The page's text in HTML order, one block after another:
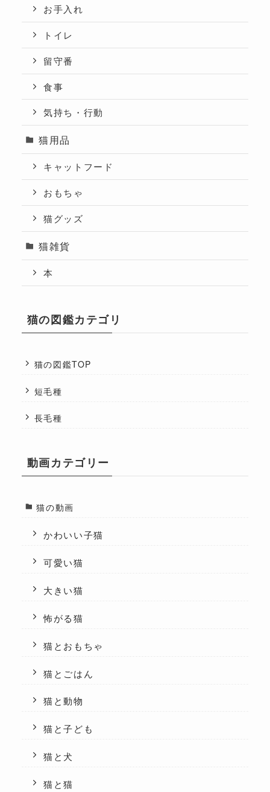
お手入れ
トイレ
留守番
食事
気持ち・行動
猫用品
キャットフード
おもちゃ
猫グッズ
猫雑貨
本
猫の図鑑カテゴリ
猫の図鑑TOP
短毛種
長毛種
動画カテゴリー
猫の動画
かわいい子猫
可愛い猫
大きい猫
怖がる猫
猫とおもちゃ
猫とごはん
猫と動物
猫と子ども
猫と犬
猫と猫